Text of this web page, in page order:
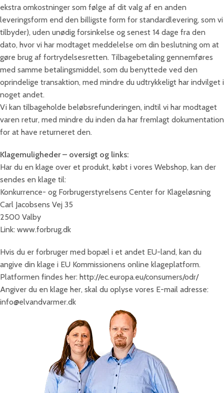
ekstra omkostninger som følge af dit valg af en anden
leveringsform end den billigste form for standardlevering, som vi
tilbyder), uden unødig forsinkelse og senest 14 dage fra den
dato, hvor vi har modtaget meddelelse om din beslutning om at
gøre brug af fortrydelsesretten. Tilbagebetaling gennemføres
med samme betalingsmiddel, som du benyttede ved den
oprindelige transaktion, med mindre du udtrykkeligt har indvilget i
noget andet.
Vi kan tilbageholde beløbsrefunderingen, indtil vi har modtaget
varen retur, med mindre du inden da har fremlagt dokumentation
for at have returneret den.
Klagemuligheder – oversigt og links:
Har du en klage over et produkt, købt i vores Webshop, kan der
sendes en klage til:
Konkurrence- og Forbrugerstyrelsens Center for Klageløsning
Carl Jacobsens Vej 35
2500 Valby
Link: www.forbrug.dk
Hvis du er forbruger med bopæl i et andet EU-land, kan du
angive din klage i EU Kommissionens online klageplatform.
Platformen findes her: http://ec.europa.eu/consumers/odr/
Angiver du en klage her, skal du oplyse vores E-mail adresse:
info@elvandvarmer.dk